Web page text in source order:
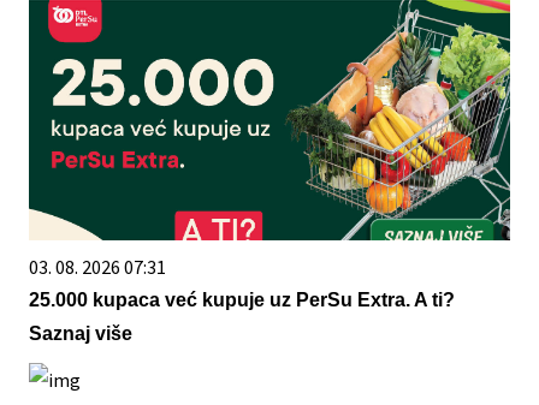
03. 08. 2026 07:31
25.000 kupaca već kupuje uz PerSu Extra. A ti?
Saznaj više